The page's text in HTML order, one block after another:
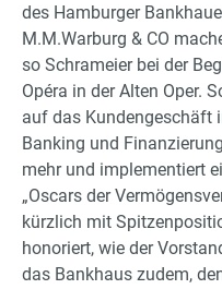
des Hamburger
M.M.Warburg & CO
so Schrameier bei der
Opéra in der Alten Oper.
auf das Kundengeschäft
Banking und
mehr und implementiert
„Oscars der
kürzlich mit
honoriert, wie der
das Bankhaus zudem,